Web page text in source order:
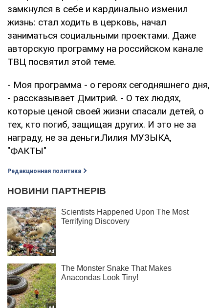
замкнулся в себе и кардинально изменил
жизнь: стал ходить в церковь, начал
заниматься социальными проектами. Даже
авторскую программу на российском канале
ТВЦ посвятил этой теме.
- Моя программа - о героях сегодняшнего дня,
- рассказывает Дмитрий. - О тех людях,
которые ценой своей жизни спасали детей, о
тех, кто погиб, защищая других. И это не за
награду, не за деньги.Лилия МУЗЫКА,
"ФАКТЫ"
Редакционная политика